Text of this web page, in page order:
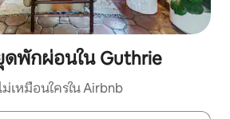
พักผ่อนใน Guthrie
หมือนใครใน Airbnb